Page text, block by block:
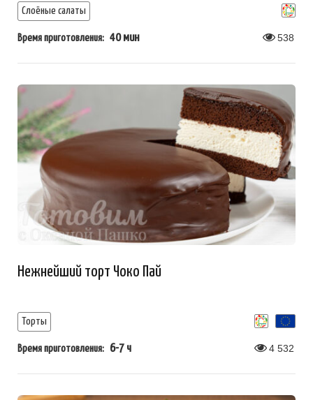
Слоёные салаты
Время приготовления: 40 мин 538
Нежнейший торт Чоко Пай
Торты
Время приготовления: 6-7 ч 4 532